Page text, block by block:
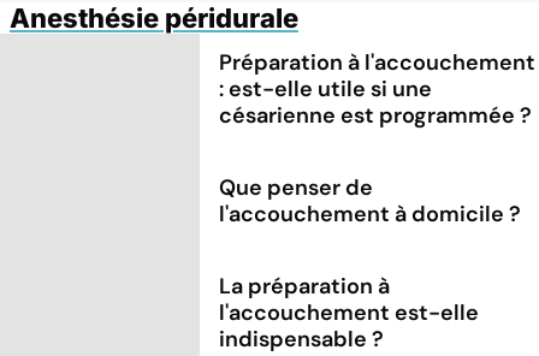
Anesthésie péridurale
Préparation à l'accouchement
: est-elle utile si une
césarienne est programmée ?
Que penser de
l'accouchement à domicile ?
La préparation à
l'accouchement est-elle
indispensable ?